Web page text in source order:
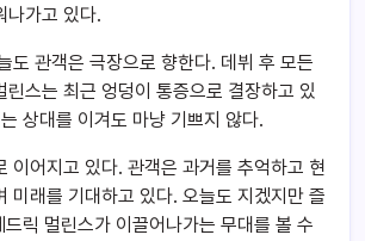
나가고 있다.
도 관객은 극장으로 향한다. 데뷔 후 모든
린스는 최근 엉덩이 통증으로 결장하고 있
상대를 이겨도 마냥 기쁘지 않다.
이어지고 있다. 관객은 과거를 추억하고 현
미래를 기대하고 있다. 오늘도 지겠지만 즐
릭 멀린스가 이끌어나가는 무대를 볼 수